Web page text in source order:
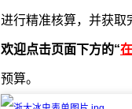
进行精准核算，并获取
欢迎点击页面下方的“
预算。